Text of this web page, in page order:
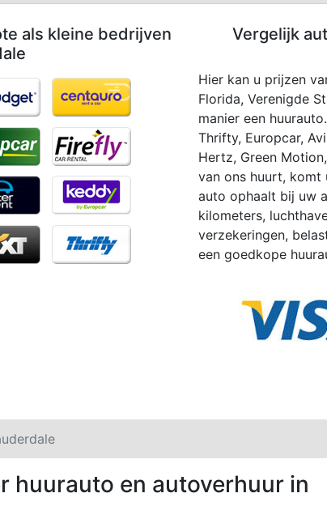
als kleine bedrijven
Vergelijk
Hier kan u prijzen
Florida, Verenigde
manier een
Thrifty, Europcar,
Hertz, Green
van ons huurt, komt
auto ophaalt bij uw
kilometers,
verzekeringen,
een goedkope
huurauto en autoverhuur in